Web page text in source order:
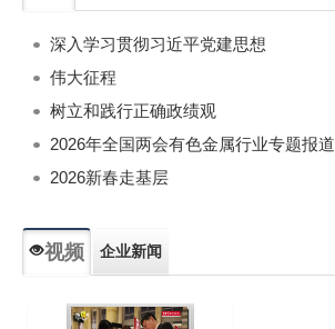
深入学习贯彻习近平党建思想
伟大征程
树立和践行正确政绩观
2026年全国两会有色金属行业专题报道
2026新春走基层
视频 企业新闻